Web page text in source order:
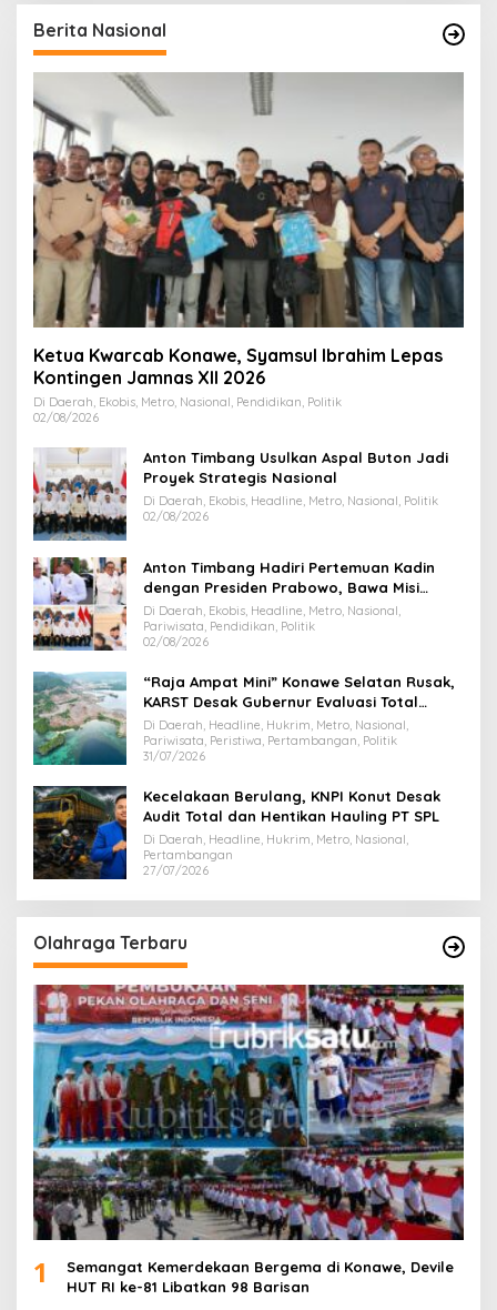
Berita Nasional
Ketua Kwarcab Konawe, Syamsul Ibrahim Lepas
Kontingen Jamnas XII 2026
Di Daerah, Ekobis, Metro, Nasional, Pendidikan, Politik
02/08/2026
Anton Timbang Usulkan Aspal Buton Jadi
Proyek Strategis Nasional
Di Daerah, Ekobis, Headline, Metro, Nasional, Politik
02/08/2026
Anton Timbang Hadiri Pertemuan Kadin
dengan Presiden Prabowo, Bawa Misi
Majukan Ekonomi Sultra
Di Daerah, Ekobis, Headline, Metro, Nasional,
Pariwisata, Pendidikan, Politik
02/08/2026
“Raja Ampat Mini” Konawe Selatan Rusak,
KARST Desak Gubernur Evaluasi Total
Dispar Sultra
Di Daerah, Headline, Hukrim, Metro, Nasional,
Pariwisata, Peristiwa, Pertambangan, Politik
31/07/2026
Kecelakaan Berulang, KNPI Konut Desak
Audit Total dan Hentikan Hauling PT SPL
Di Daerah, Headline, Hukrim, Metro, Nasional,
Pertambangan
27/07/2026
Olahraga Terbaru
1
Semangat Kemerdekaan Bergema di Konawe, Devile
HUT RI ke-81 Libatkan 98 Barisan